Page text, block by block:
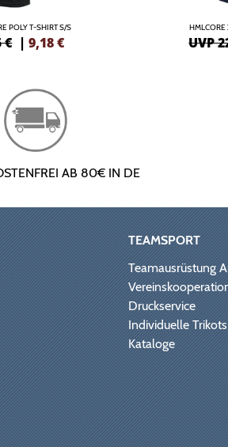
POLY T-SHIRT S/S
€ |9,18€
HMLCORE
UVP
AB 80€ IN DE
TEAMSPORT
Teamausrüstung
Druckservice
Individuelle
Kataloge